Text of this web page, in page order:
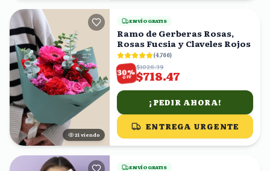
21 viendo
ENVÍO GRATIS
Ramo de Gerberas Rosas,
Rosas Fucsia y Claveles Rojos
(4,766)
30%
OFF
$1026.39
$718.47
¡PEDIR AHORA!
ENTREGA URGENTE
ENVÍO GRATIS